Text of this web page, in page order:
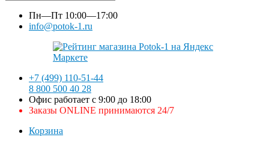
Пн—Пт 10:00—17:00
info@potok-1.ru
+7 (499) 110-51-44
8 800 500 40 28
Офис работает с 9:00 до 18:00
Заказы ONLINE принимаются 24/7
Корзина